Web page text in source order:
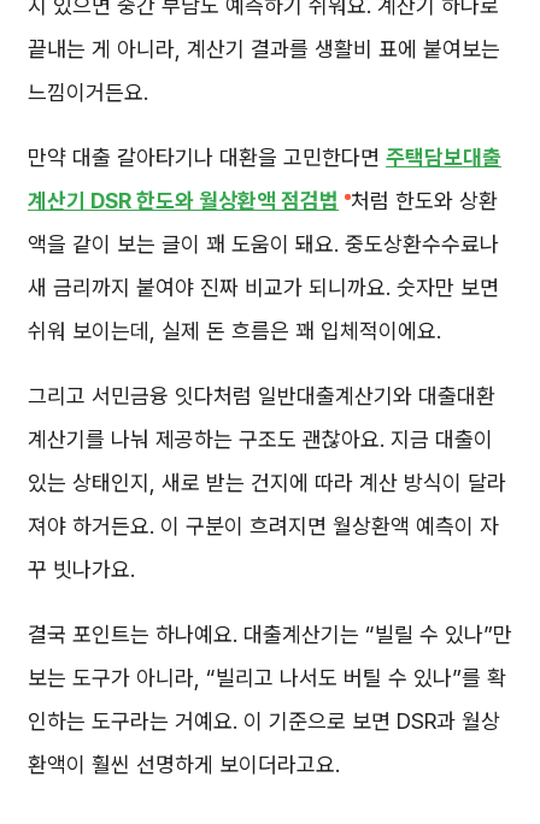
지 있으면 중간 부담도 예측하기 쉬워요. 계산기 하나로
끝내는 게 아니라, 계산기 결과를 생활비 표에 붙여보는
느낌이거든요.
만약 대출 갈아타기나 대환을 고민한다면 주택담보대출
계산기 DSR 한도와 월상환액 점검법
처럼 한도와 상환
액을 같이 보는 글이 꽤 도움이 돼요. 중도상환수수료나
새 금리까지 붙여야 진짜 비교가 되니까요. 숫자만 보면
쉬워 보이는데, 실제 돈 흐름은 꽤 입체적이에요.
그리고 서민금융 잇다처럼 일반대출계산기와 대출대환
계산기를 나눠 제공하는 구조도 괜찮아요. 지금 대출이
있는 상태인지, 새로 받는 건지에 따라 계산 방식이 달라
져야 하거든요. 이 구분이 흐려지면 월상환액 예측이 자
꾸 빗나가요.
결국 포인트는 하나예요. 대출계산기는 “빌릴 수 있나”만
보는 도구가 아니라, “빌리고 나서도 버틸 수 있나”를 확
인하는 도구라는 거예요. 이 기준으로 보면 DSR과 월상
환액이 훨씬 선명하게 보이더라고요.